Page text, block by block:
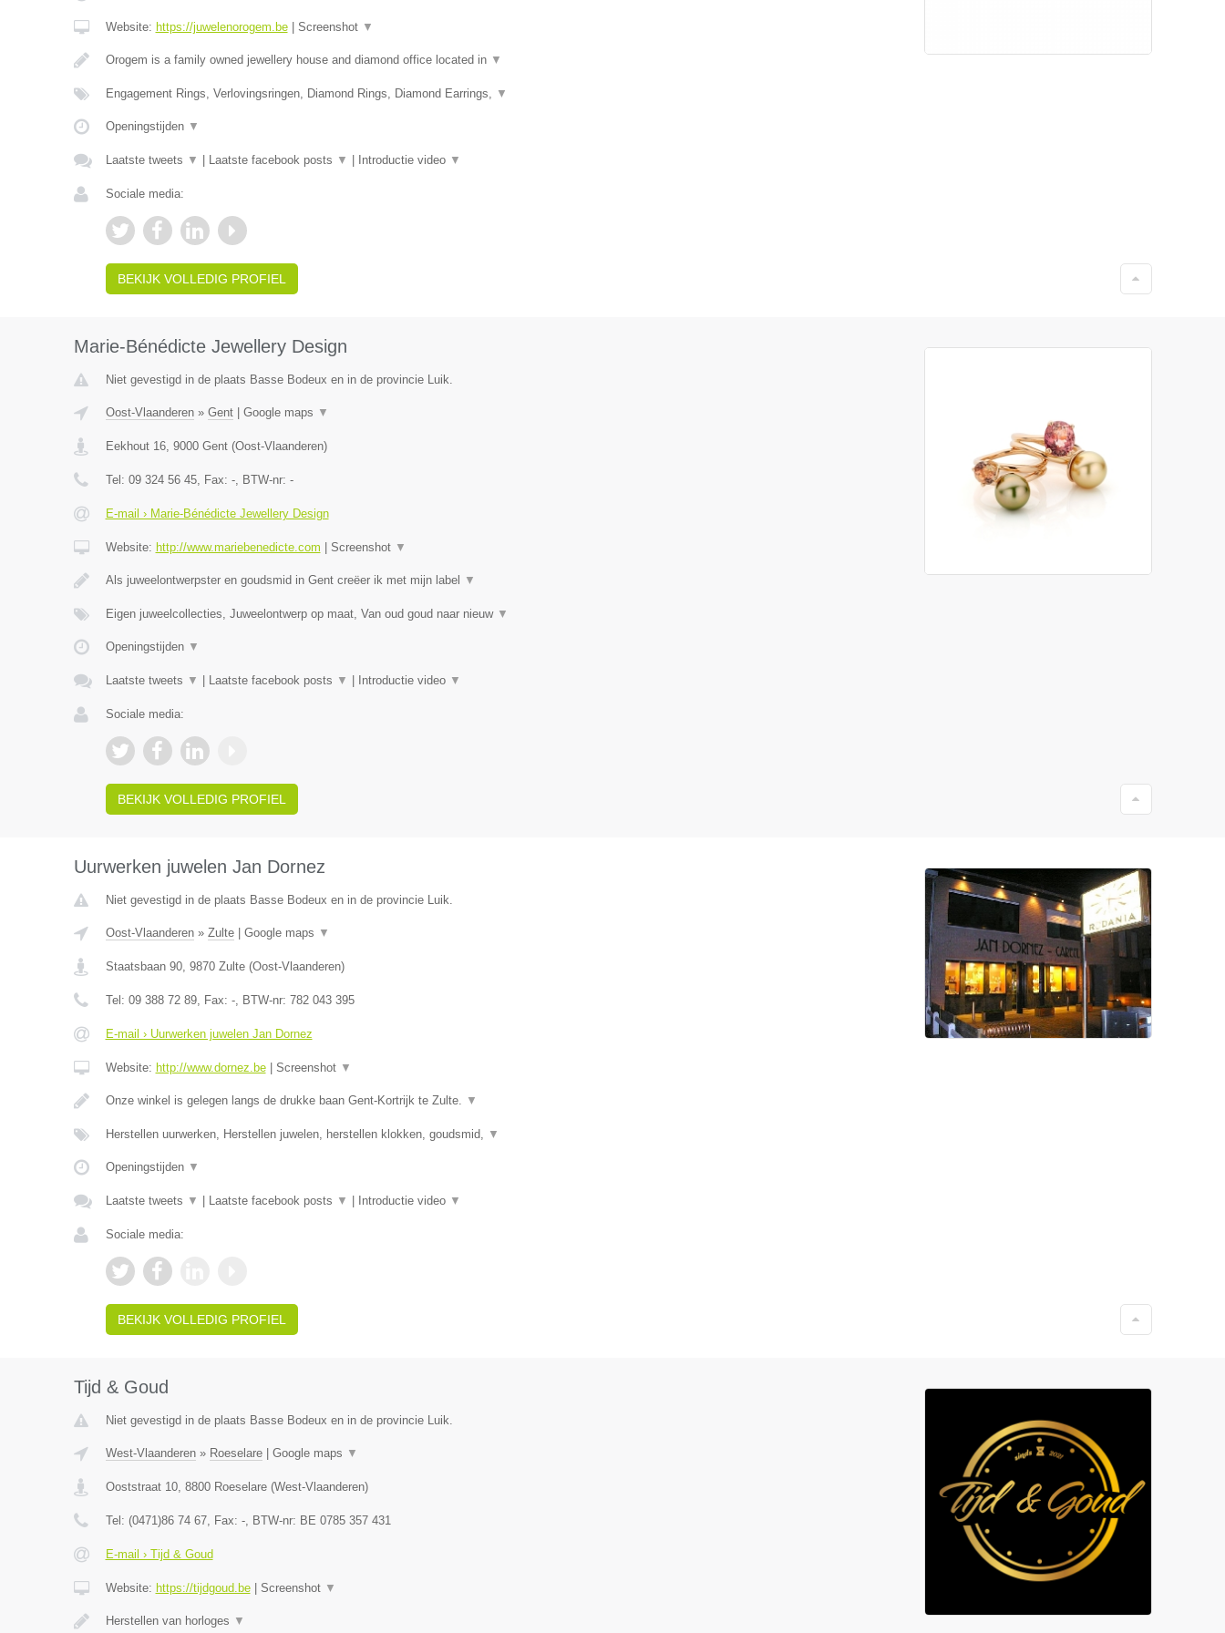
Website: https://juwelenorogem.be| Screenshot ▼
Orogem is a family owned jewellery house and diamond office located in ▼
Engagement Rings, Verlovingsringen, Diamond Rings, Diamond Earrings, ▼
Openingstijden ▼
Laatste tweets ▼ Laatste facebook posts ▼ Introductie video ▼
Sociale media:
BEKIJK VOLLEDIG PROFIEL
Marie-Bénédicte Jewellery Design
Niet gevestigd in de plaats Basse Bodeux en in de provincie Luik.
Oost-Vlaanderen» Gent| Google maps ▼
Eekhout 16, 9000 Gent(Oost-Vlaanderen)
Tel: 09 324 56 45, Fax: -, BTW-nr: -
E-mail › Marie-Bénédicte Jewellery Design
Website: http://www.mariebenedicte.com Screenshot ▼
Als juweelontwerpster en goudsmid in Gent creëer ik met mijn label ▼
Eigen juweelcollecties, Juweelontwerp op maat, Van oud goud naar nieuw ▼
Openingstijden ▼
Laatste tweets ▼ Laatste facebook posts ▼ Introductie video ▼
Sociale media:
BEKIJK VOLLEDIG PROFIEL
Uurwerken juwelen Jan Dornez
Niet gevestigd in de plaats Basse Bodeux en in de provincie Luik.
Oost-Vlaanderen» Zulte| Google maps ▼
Staatsbaan 90, 9870 Zulte(Oost-Vlaanderen)
Tel: 09 388 72 89, Fax: -, BTW-nr: 782 043 395
E-mail › Uurwerken juwelen Jan Dornez
Website: http://www.dornez.be| Screenshot ▼
Onze winkel is gelegen langs de drukke baan Gent-Kortrijk te Zulte. ▼
Herstellen uurwerken, Herstellen juwelen, herstellen klokken, goudsmid, ▼
Openingstijden ▼
Laatste tweets ▼ Laatste facebook posts ▼ Introductie video ▼
Sociale media:
BEKIJK VOLLEDIG PROFIEL
Tijd & Goud
Niet gevestigd in de plaats Basse Bodeux en in de provincie Luik.
West-Vlaanderen» Roeselare| Google maps ▼
Ooststraat 10, 8800 Roeselare(West-Vlaanderen)
Tel: (0471)86 74 67, Fax: -, BTW-nr: BE 0785 357 431
E-mail › Tijd & Goud
Website: https://tijdgoud.be| Screenshot ▼
Herstellen van horloges ▼